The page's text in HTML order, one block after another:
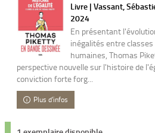
Livre | Vassant,
2024
En présentant
inégalités entre
humaines, Thomas
perspective nouvelle sur l'histoire de
conviction forte forg...
Plus d'infos